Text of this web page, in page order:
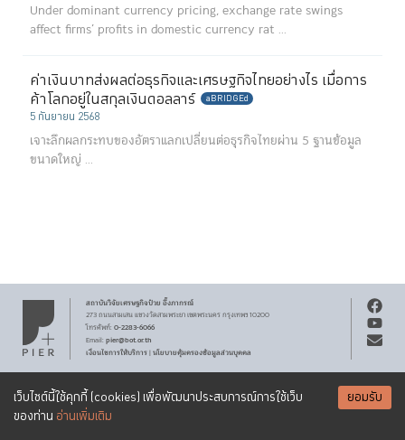
เว็บไซต์นี้ใช้คุกกี้ (cookies) เพื่อพัฒนาประสบการณ์การใช้เว็บ
ของท่าน อ่านเพิ่มเติม
ยอมรับ
Under dominant currency pricing, exchange rate swings
affect firms’ profits in domestic currency rat ...
ค่าเงินบาทส่งผลต่อธุรกิจและเศรษฐกิจไทยอย่างไร เมื่อการ
ค้าโลกอยู่ในสกุลเงินดอลลาร์
aBRIDGEd
5 กันยายน 2568
เจาะลึกผลกระทบของอัตราแลกเปลี่ยนต่อธุรกิจไทยผ่าน 5 ฐานข้อมูล
ขนาดใหญ่ ...
สถาบันวิจัยเศรษฐกิจป๋วย อึ๊งภากรณ์
273 ถนนสามเสนแขวงวัดสามพระยาเขตพระนครกรุงเทพฯ 10200
โทรศัพท์: 0-2283-6066
Email: pier@bot.or.th
เงื่อนไขการให้บริการ|นโยบายคุ้มครองข้อมูลส่วนบุคคล
เอกสารเผยแพร่ทุกชิ้นสงวนสิทธิ์ภายใต้สัญญาอนุญาตCreative Commons
Attribution-NonCommercial-ShareAlike 3.0 Unported license SUBSCRIBE